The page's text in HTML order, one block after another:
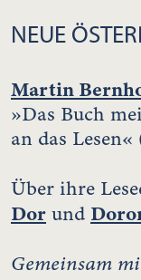
NEUE
Martin
»Das Buch
an das
Über ihre
Dor und
Gemeinsam